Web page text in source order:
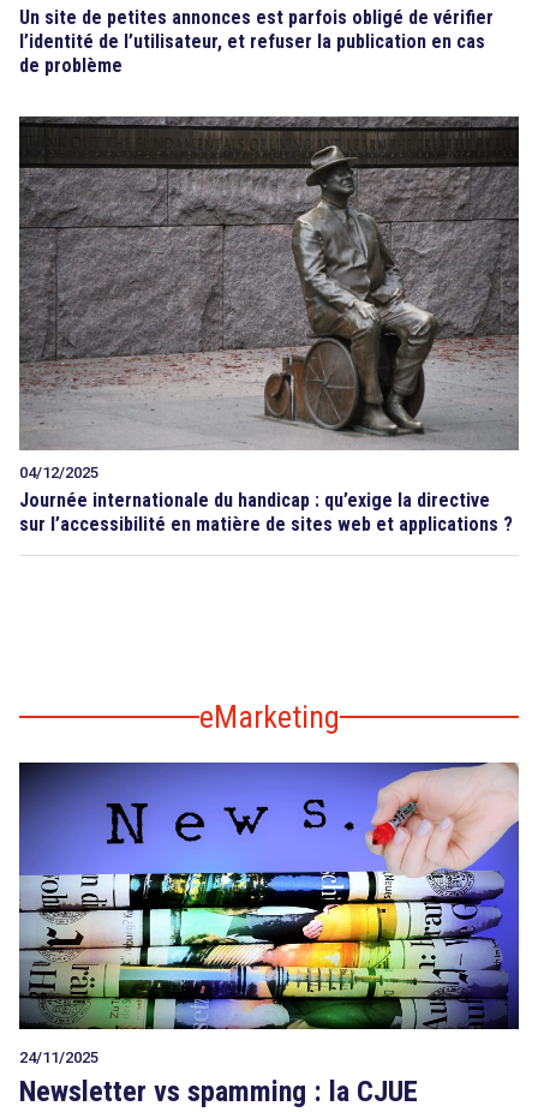
Un site de petites annonces est parfois obligé de vérifier
l’identité de l’utilisateur, et refuser la publication en cas
de problème
04/12/2025
Journée internationale du handicap : qu’exige la directive
sur l’accessibilité en matière de sites web et applications ?
eMarketing
24/11/2025
Newsletter vs spamming : la CJUE